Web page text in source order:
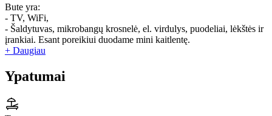
Bute yra:
- TV, WiFi,
- Šaldytuvas, mikrobangų krosnelė, el. virdulys, puodeliai, lėkštės ir
įrankiai. Esant poreikiui duodame mini kaitlentę.
+ Daugiau
Ypatumai